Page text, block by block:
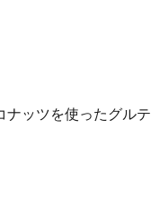
ナッツを使ったグルテ